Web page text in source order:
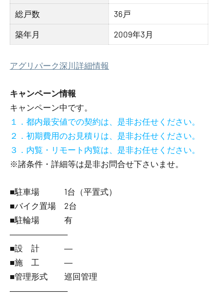
総戸数 36戸
築年月 2009年3月
アグリパーク深川詳細情報
キャンペーン情報
キャンペーン中です。
１．都内最安値での契約は、是非お任せください。
２．初期費用のお見積りは、是非お任せください。
３．内覧・リモート内覧は、是非お任せください。
※諸条件・詳細等は是非お問合せ下さいませ。
■駐車場 1台（平置式）
■バイク置場 2台
■駐輪場 有
―――――――
■設 計 ―
■施 工 ―
■管理形式 巡回管理
―――――――